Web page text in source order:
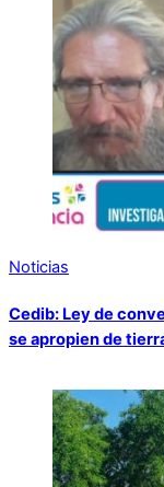
Noticias
Cedib: Ley de
se apropien de